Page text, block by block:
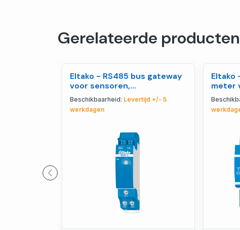
Gerelateerde producten
Eltako - RS485 bus gateway
voor sensoren,
bidirectioneel - 30014046
Beschikbaarheid: Levertijd +/- 5
werkdagen
Eltako
meter
RS485